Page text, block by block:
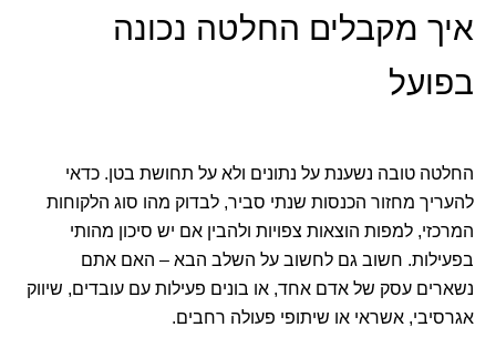
איך מקבלים החלטה נכונה
בפועל
החלטה טובה נשענת על נתונים ולא על תחושת בטן. כדאי
להעריך מחזור הכנסות שנתי סביר, לבדוק מהו סוג הלקוחות
המרכזי, למפות הוצאות צפויות ולהבין אם יש סיכון מהותי
בפעילות. חשוב גם לחשוב על השלב הבא – האם אתם
נשארים עסק של אדם אחד, או בונים פעילות עם עובדים, שיווק
אגרסיבי, אשראי או שיתופי פעולה רחבים.